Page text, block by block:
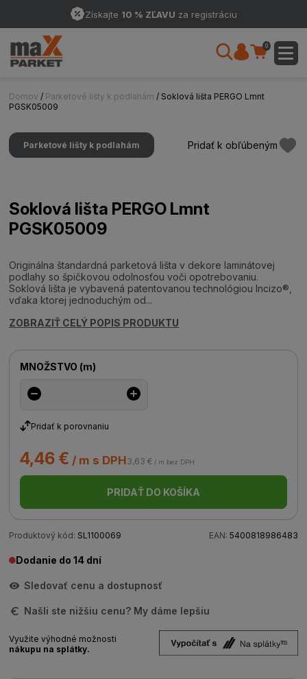
Získajte 10 % ZĽAVU za registráciu
0
Domov / Parketové lišty k podlahám / Soklová lišta PERGO Lmnt
PGSK05009
Parketové lišty k podlahám Pridať k obľúbeným
Soklová lišta PERGO Lmnt
PGSK05009
Originálna štandardná parketová lišta v dekore laminátovej
podlahy so špičkovou odolnosťou voči opotrebovaniu.
Soklová lišta je vybavená patentovanou technológiou Incizo®,
vďaka ktorej jednoduchým od...
ZOBRAZIŤ CELÝ POPIS PRODUKTU
MNOŽSTVO (m)
Pridať k porovnaniu
4,46 € / m s DPH3,63 € / m bez DPH
PRIDAŤ DO KOŠÍKA
Produktový kód: SL1100069 EAN: 5400818986483
Dodanie do 14 dní
Sledovať cenu a dostupnosť
Našli ste nižšiu cenu? My dáme lepšiu
Využite výhodné možnosti
nákupu na splátky.